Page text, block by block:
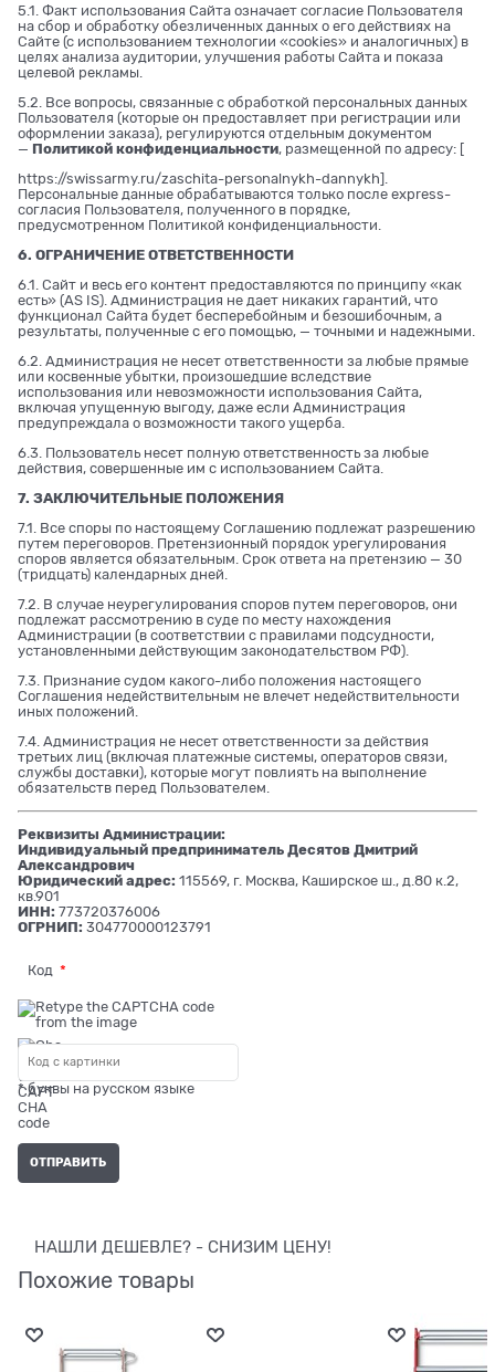
5.1. Факт использования Сайта означает согласие Пользователя
на сбор и обработку обезличенных данных о его действиях на
Сайте (с использованием технологии «cookies» и аналогичных) в
целях анализа аудитории, улучшения работы Сайта и показа
целевой рекламы.
5.2. Все вопросы, связанные с обработкой персональных данных
Пользователя (которые он предоставляет при регистрации или
оформлении заказа), регулируются отдельным документом
— Политикой конфиденциальности, размещенной по адресу: [
https://swissarmy.ru/zaschita-personalnykh-dannykh].
Персональные данные обрабатываются только после express-
согласия Пользователя, полученного в порядке,
предусмотренном Политикой конфиденциальности.
6. ОГРАНИЧЕНИЕ ОТВЕТСТВЕННОСТИ
6.1. Сайт и весь его контент предоставляются по принципу «как
есть» (AS IS). Администрация не дает никаких гарантий, что
функционал Сайта будет бесперебойным и безошибочным, а
результаты, полученные с его помощью, — точными и надежными.
6.2. Администрация не несет ответственности за любые прямые
или косвенные убытки, произошедшие вследствие
использования или невозможности использования Сайта,
включая упущенную выгоду, даже если Администрация
предупреждала о возможности такого ущерба.
6.3. Пользователь несет полную ответственность за любые
действия, совершенные им с использованием Сайта.
7. ЗАКЛЮЧИТЕЛЬНЫЕ ПОЛОЖЕНИЯ
7.1. Все споры по настоящему Соглашению подлежат разрешению
путем переговоров. Претензионный порядок урегулирования
споров является обязательным. Срок ответа на претензию — 30
(тридцать) календарных дней.
7.2. В случае неурегулирования споров путем переговоров, они
подлежат рассмотрению в суде по месту нахождения
Администрации (в соответствии с правилами подсудности,
установленными действующим законодательством РФ).
7.3. Признание судом какого-либо положения настоящего
Соглашения недействительным не влечет недействительности
иных положений.
7.4. Администрация не несет ответственности за действия
третьих лиц (включая платежные системы, операторов связи,
службы доставки), которые могут повлиять на выполнение
обязательств перед Пользователем.
Реквизиты Администрации:
Индивидуальный предприниматель Десятов Дмитрий
Александрович
Юридический адрес: 115569, г. Москва, Каширское ш., д.80 к.2,
кв.901
ИНН: 773720376006
ОГРНИП: 304770000123791
Код
* буквы на русском языке
НАШЛИ ДЕШЕВЛЕ? - СНИЗИМ ЦЕНУ!
Похожие товары